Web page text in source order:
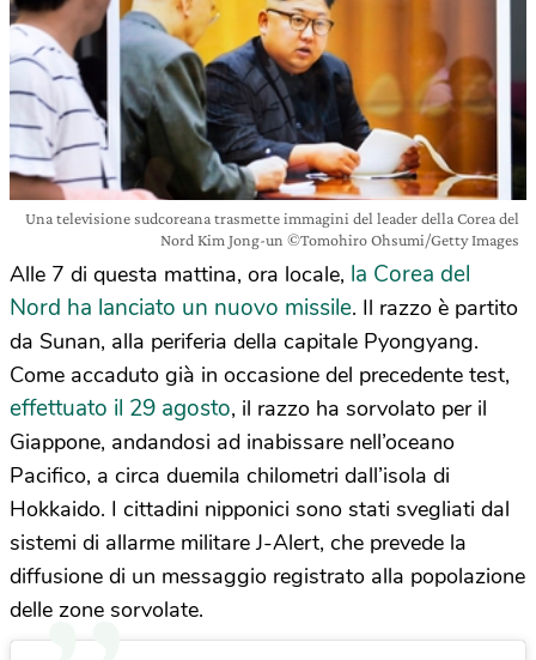
Una televisione sudcoreana trasmette immagini del leader della Corea del
Nord Kim Jong-un ©Tomohiro Ohsumi/Getty Images
Alle 7 di questa mattina, ora locale, la Corea del
Nord ha lanciato un nuovo missile. Il razzo è partito
da Sunan, alla periferia della capitale Pyongyang.
Come accaduto già in occasione del precedente test,
effettuato il 29 agosto, il razzo ha sorvolato per il
Giappone, andandosi ad inabissare nell’oceano
Pacifico, a circa duemila chilometri dall’isola di
Hokkaido. I cittadini nipponici sono stati svegliati dal
sistemi di allarme militare J-Alert, che prevede la
diffusione di un messaggio registrato alla popolazione
delle zone sorvolate.